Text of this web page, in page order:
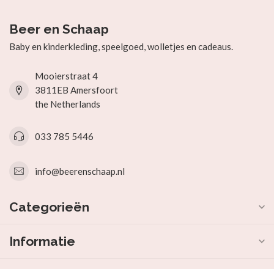
Beer en Schaap
Baby en kinderkleding, speelgoed, wolletjes en cadeaus.
Mooierstraat 4
3811EB Amersfoort
the Netherlands
033 785 5446
info@beerenschaap.nl
Categorieën
Informatie